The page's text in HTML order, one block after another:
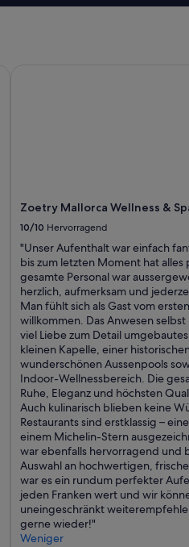
Zoetry Mallorca Wellness &
10/10 Hervorragend
"Unser Aufenthalt war einfach
bis zum letzten Moment hat alles
gesamte Personal war
herzlich, aufmerksam und
Man fühlt sich als Gast vom
willkommen. Das Anwesen
viel Liebe zum Detail
kleinen Kapelle, einer
wunderschönen Aussenpools
Indoor-Wellnessbereich. Die
Ruhe, Eleganz und höchsten
Auch kulinarisch blieben keine
Restaurants sind erstklassig –
einem Michelin-Stern
war ebenfalls hervorragend und
Auswahl an hochwertigen,
war es ein rundum perfekter
jeden Franken wert und wir
uneingeschränkt
gerne wieder!"
Weniger